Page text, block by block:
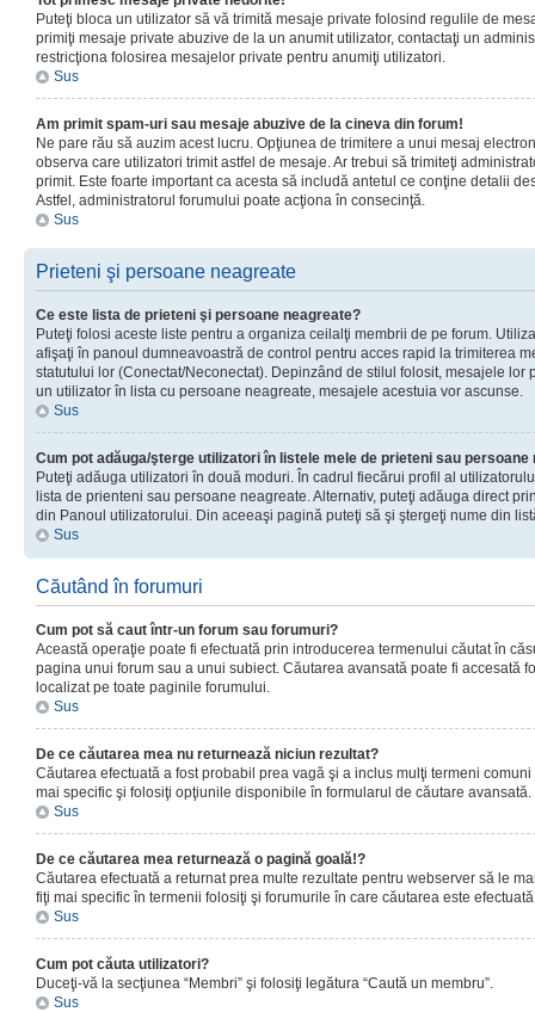
Puteţi bloca un utilizator să vă trimită mesaje private folosind regulile de
primiţi mesaje private abuzive de la un anumit utilizator, contactaţi un
restricţiona folosirea mesajelor private pentru anumiţi utilizatori.
Sus
Am primit spam-uri sau mesaje abuzive de la cineva din forum!
Ne pare rău să auzim acest lucru. Opţiunea de trimitere a unui mesaj
observa care utilizatori trimit astfel de mesaje. Ar trebui să trimiteţi
primit. Este foarte important ca acesta să includă antetul ce conţine detalii
Astfel, administratorul forumului poate acţiona în consecinţă.
Sus
Prieteni şi persoane neagreate
Ce este lista de prieteni şi persoane neagreate?
Puteţi folosi aceste liste pentru a organiza ceilalţi membrii de pe forum.
afişaţi în panoul dumneavoastră de control pentru acces rapid la trimiterea
statutului lor (Conectat/Neconectat). Depinzând de stilul folosit, mesajele lor
un utilizator în lista cu persoane neagreate, mesajele acestuia vor ascunse.
Sus
Cum pot adăuga/şterge utilizatori în listele mele de prieteni sau persoane
Puteţi adăuga utilizatori în două moduri. În cadrul fiecărui profil al
lista de prienteni sau persoane neagreate. Alternativ, puteţi adăuga direct
din Panoul utilizatorului. Din aceeaşi pagină puteţi să şi ştergeţi nume din
Sus
Căutând în forumuri
Cum pot să caut într-un forum sau forumuri?
Această operaţie poate fi efectuată prin introducerea termenului căutat în
pagina unui forum sau a unui subiect. Căutarea avansată poate fi accesată
localizat pe toate paginile forumului.
Sus
De ce căutarea mea nu returnează niciun rezultat?
Căutarea efectuată a fost probabil prea vagă şi a inclus mulţi termeni
mai specific şi folosiţi opţiunile disponibile în formularul de căutare avansată.
Sus
De ce căutarea mea returnează o pagină goală!?
Căutarea efectuată a returnat prea multe rezultate pentru webserver să le
fiţi mai specific în termenii folosiţi şi forumurile în care căutarea este
Sus
Cum pot căuta utilizatori?
Duceţi-vă la secţiunea “Membri” şi folosiţi legătura “Caută un membru”.
Sus